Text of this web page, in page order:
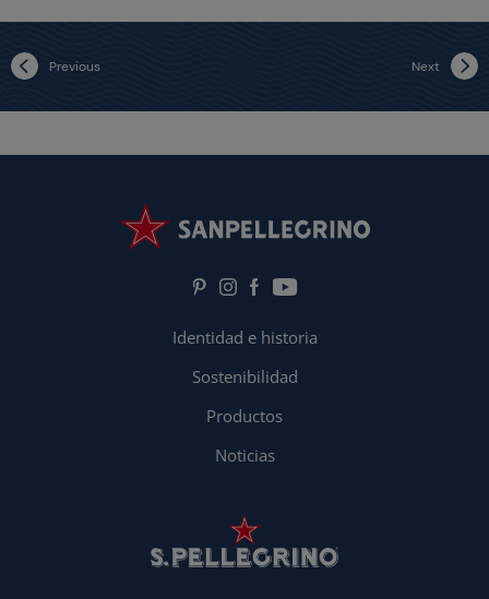
Previous Next
Identidad e historia
Sostenibilidad
Productos
Noticias